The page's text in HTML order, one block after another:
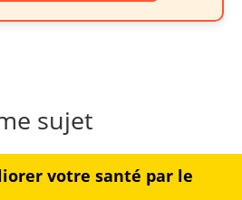
sujet
votre santé par le